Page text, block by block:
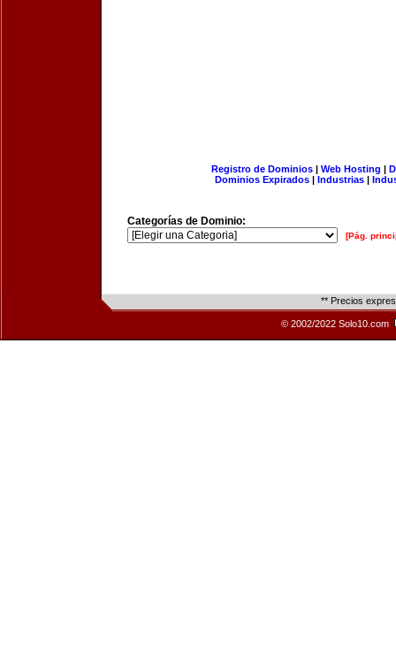
Registro de Dominios| Web Hosting |
Dominios Expirados | Industrias |
Categorías de Dominio:
[Pág.
** Precios
© 2002/2022 Solo10.com